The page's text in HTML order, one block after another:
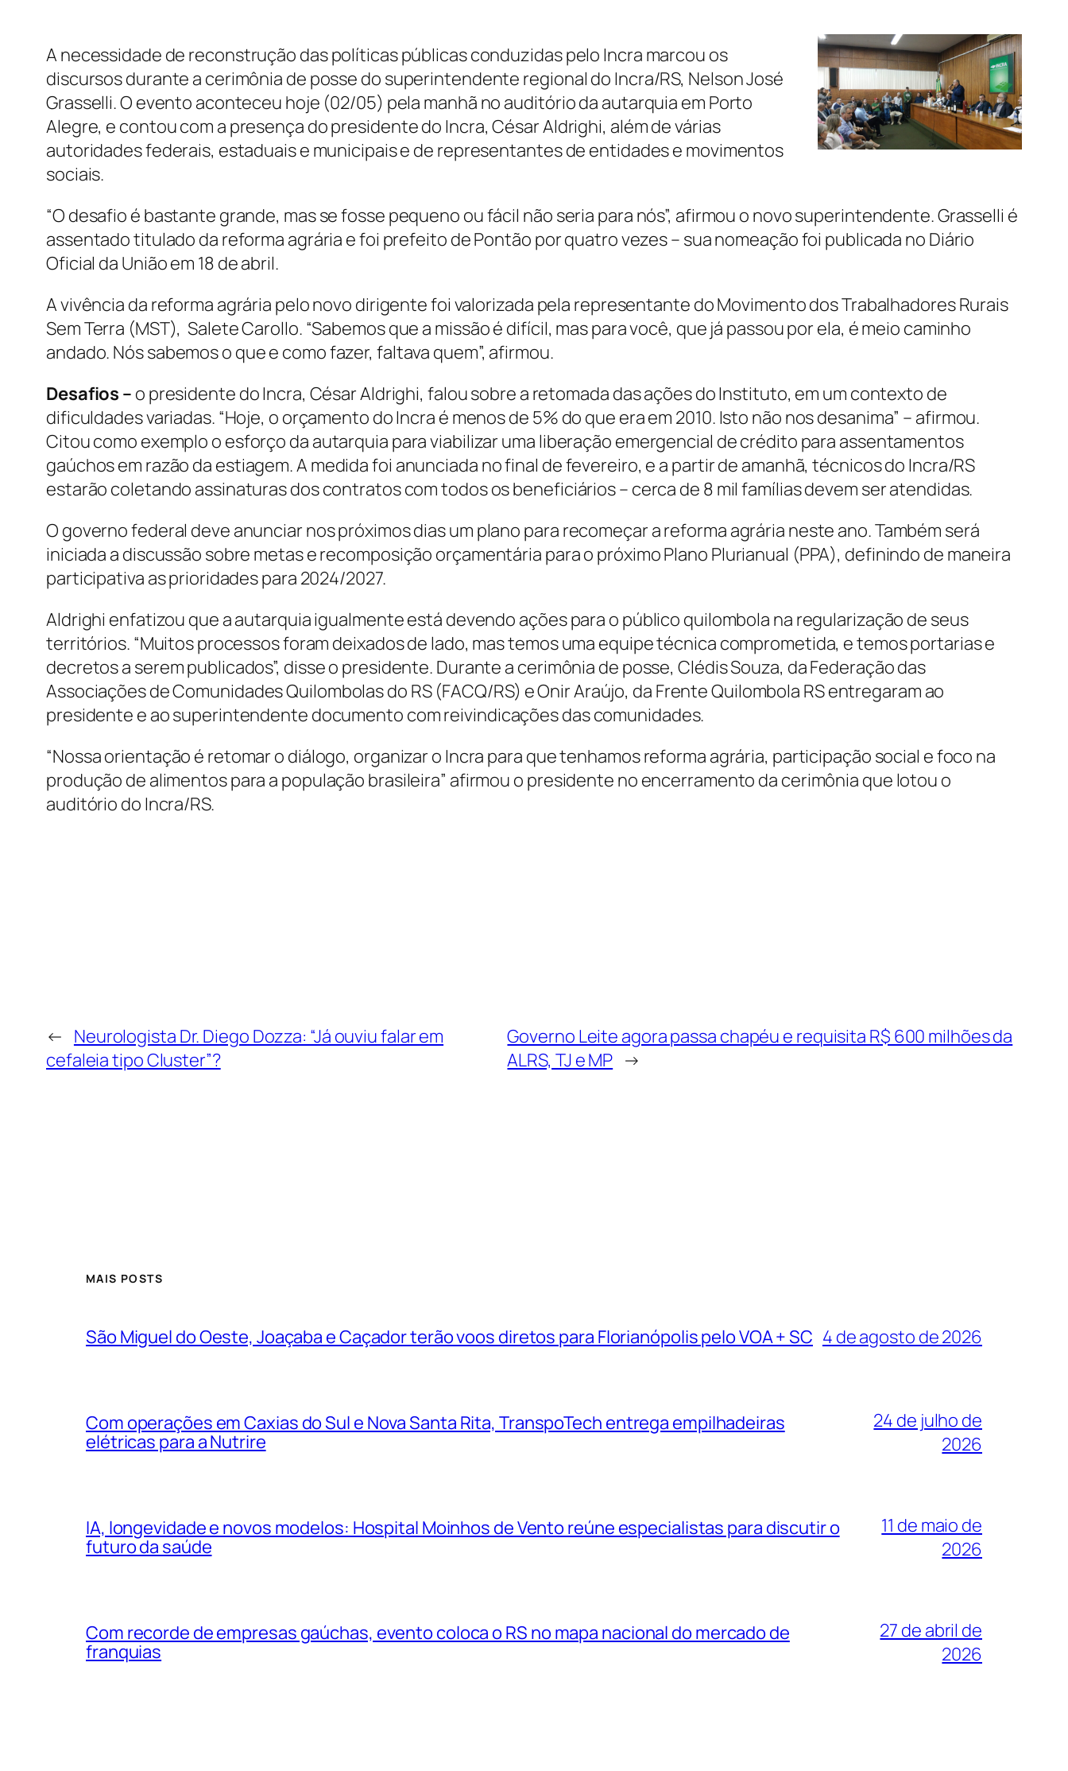
A necessidade de reconstrução das políticas públicas conduzidas pelo Incra marcou os
discursos durante a cerimônia de posse do superintendente regional do Incra/RS, Nelson José
Grasselli. O evento aconteceu hoje (02/05) pela manhã no auditório da autarquia em Porto
Alegre, e contou com a presença do presidente do Incra, César Aldrighi, além de várias
autoridades federais, estaduais e municipais e de representantes de entidades e movimentos
sociais.
“O desafio é bastante grande, mas se fosse pequeno ou fácil não seria para nós”, afirmou o novo superintendente. Grasselli é
assentado titulado da reforma agrária e foi prefeito de Pontão por quatro vezes – sua nomeação foi publicada no Diário
Oficial da União em 18 de abril.
A vivência da reforma agrária pelo novo dirigente foi valorizada pela representante do Movimento dos Trabalhadores Rurais
Sem Terra (MST), Salete Carollo. “Sabemos que a missão é difícil, mas para você, que já passou por ela, é meio caminho
andado. Nós sabemos o que e como fazer, faltava quem”, afirmou.
Desafios – o presidente do Incra, César Aldrighi, falou sobre a retomada das ações do Instituto, em um contexto de
dificuldades variadas. “Hoje, o orçamento do Incra é menos de 5% do que era em 2010. Isto não nos desanima” – afirmou.
Citou como exemplo o esforço da autarquia para viabilizar uma liberação emergencial de crédito para assentamentos
gaúchos em razão da estiagem. A medida foi anunciada no final de fevereiro, e a partir de amanhã, técnicos do Incra/RS
estarão coletando assinaturas dos contratos com todos os beneficiários – cerca de 8 mil famílias devem ser atendidas.
O governo federal deve anunciar nos próximos dias um plano para recomeçar a reforma agrária neste ano. Também será
iniciada a discussão sobre metas e recomposição orçamentária para o próximo Plano Plurianual (PPA), definindo de maneira
participativa as prioridades para 2024/2027.
Aldrighi enfatizou que a autarquia igualmente está devendo ações para o público quilombola na regularização de seus
territórios. “Muitos processos foram deixados de lado, mas temos uma equipe técnica comprometida, e temos portarias e
decretos a serem publicados”, disse o presidente. Durante a cerimônia de posse, Clédis Souza, da Federação das
Associações de Comunidades Quilombolas do RS (FACQ/RS) e Onir Araújo, da Frente Quilombola RS entregaram ao
presidente e ao superintendente documento com reivindicações das comunidades.
“Nossa orientação é retomar o diálogo, organizar o Incra para que tenhamos reforma agrária, participação social e foco na
produção de alimentos para a população brasileira” afirmou o presidente no encerramento da cerimônia que lotou o
auditório do Incra/RS.
← Neurologista Dr. Diego Dozza: “Já ouviu falar em
cefaleia tipo Cluster”?
Governo Leite agora passa chapéu e requisita R$ 600 milhões da
ALRS, TJ e MP →
MAIS POSTS
São Miguel do Oeste, Joaçaba e Caçador terão voos diretos para Florianópolis pelo VOA + SC 4 de agosto de 2026
Com operações em Caxias do Sul e Nova Santa Rita, TranspoTech entrega empilhadeiras
elétricas para a Nutrire
24 de julho de
2026
IA, longevidade e novos modelos: Hospital Moinhos de Vento reúne especialistas para discutir o
futuro da saúde
11 de maio de
2026
Com recorde de empresas gaúchas, evento coloca o RS no mapa nacional do mercado de
franquias
27 de abril de
2026